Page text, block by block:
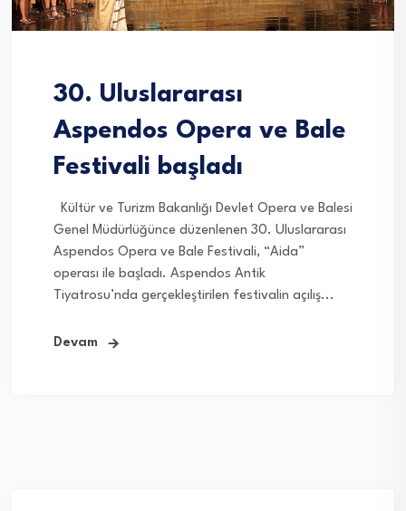
30. Uluslararası
Aspendos Opera ve Bale
Festivali başladı
Kültür ve Turizm Bakanlığı Devlet Opera ve Balesi
Genel Müdürlüğünce düzenlenen 30. Uluslararası
Aspendos Opera ve Bale Festivali, “Aida”
operası ile başladı. Aspendos Antik
Tiyatrosu’nda gerçekleştirilen festivalin açılış...
Devam